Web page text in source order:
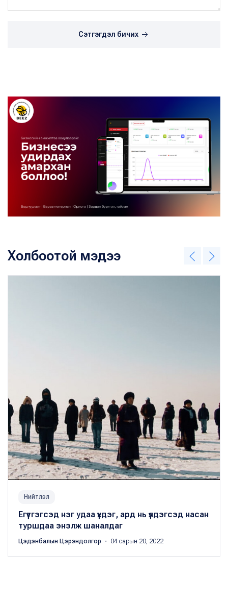
Сэтгэгдэл бичих
Холбоотой мэдээ
Нийтлэл
Егүүтгэгсэд нэг удаа үхдэг, ард нь үлдэгсэд насан
туршдаа энэлж шаналдаг
Цэдэнбалын Цэрэндолгор ・ 04 сарын 20, 2022